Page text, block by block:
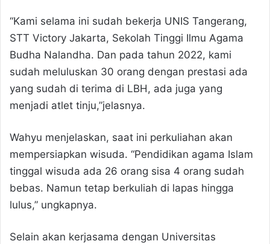
“Kami selama ini sudah bekerja UNIS Tangerang,
STT Victory Jakarta, Sekolah Tinggi Ilmu Agama
Budha Nalandha. Dan pada tahun 2022, kami
sudah meluluskan 30 orang dengan prestasi ada
yang sudah di terima di LBH, ada juga yang
menjadi atlet tinju,”jelasnya.
Wahyu menjelaskan, saat ini perkuliahan akan
mempersiapkan wisuda. “Pendidikan agama Islam
tinggal wisuda ada 26 orang sisa 4 orang sudah
bebas. Namun tetap berkuliah di lapas hingga
lulus,” ungkapnya.
Selain akan kerjasama dengan Universitas